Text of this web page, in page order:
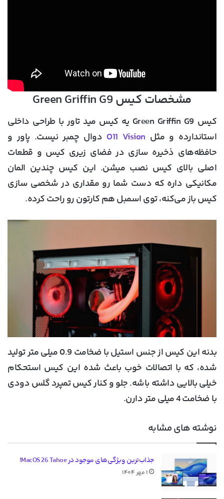
مشخصات کیس Green Griffin G9
کیس Green Griffin G9 یه کیس مید تاور با طراحی داخلی
استاندارده و مثل O11 Vision دوال چمبر نیست. پاور و
حافظه‌های ذخیره سازی در فضای زیری کیس و قطعات
اصلی بالای کیس نصب میشن. این کیس چندین المان
مکانیکی داره که دست شما رو مقداری در شخصی سازی
کیس باز می‌کنه، توی اسمبل هم کارتون رو راحت کرده.
بدنه این کیس از جنس استیل با ضخامت 0.9 میلی متر تولید
شده، که با اتصالات خوب باعث شده این کیس استحکام
خیلی بالایی داشته باشه. جلو و کنار کیس تمپرد گلس دودی
با ضخامت 4 میلی متر دارن.
نوشته های مشابه
جذاب‌ترین ویژگی‌های موجود در MacOS 26 Tahoe!
۱ مهر ۱۴۰۴